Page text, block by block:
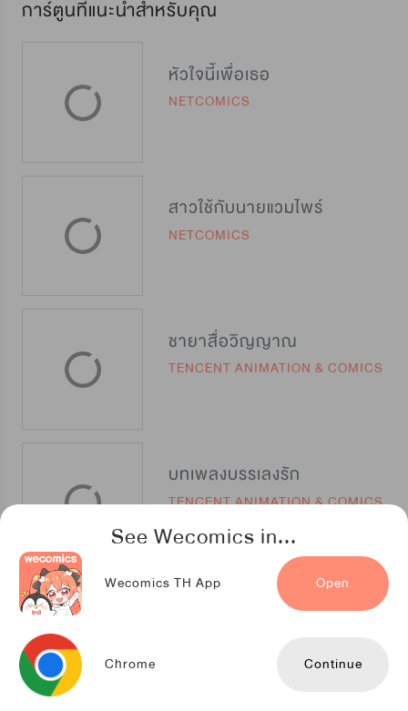
See Wecomics in...
Wecomics TH App Open
Chrome Continue
การ์ตูนที่แนะนำสำหรับคุณ
หัวใจนี้เพื่อเธอ
NETCOMICS
สาวใช้กับนายแวมไพร์
NETCOMICS
ชายาสื่อวิญญาณ
TENCENT ANIMATION & COMICS
บทเพลงบรรเลงรัก
TENCENT ANIMATION & COMICS
ภารกิจรัก กับดักหัวใจ